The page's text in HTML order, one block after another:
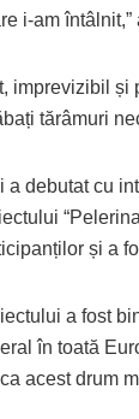
i-am întâlnit,”
imprevizibil
tărâmuri
a debutat cu
și a
a fost
în toată
acest drum